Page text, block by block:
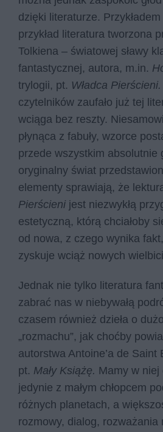
dzięki literaturze.
przykład literatura tworzona
Tolkiena – światowej sławy
fantastycznej, autora, m.in.
trylogii, pt. Władca Pierścieni.
czytelników zaufało już tej
wciąga bez reszty.
płynąca z fabuły, wzorce
przede wszystkim absolutnie
oryginalny świat
elementy sprawiają, że
Pierścieni jest niezwykłą
estetyczną, którą chciałoby
od nowa, z czego wynika
zyskuje wciąż nowych
Jednak nie tylko literatura
zabrać nas w niebywałą
czasem również dzieła o
„rozmachu”, jak choćby
autorstwa Antoine’a de Saint
pt. Mały Książę. Mamy w niej
jedynie z małym chłopcem
różnych planetach, a
rozmowy, dialog, rozważania